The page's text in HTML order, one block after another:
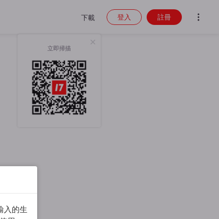
下載
立即掃描
登入 註冊
入的生